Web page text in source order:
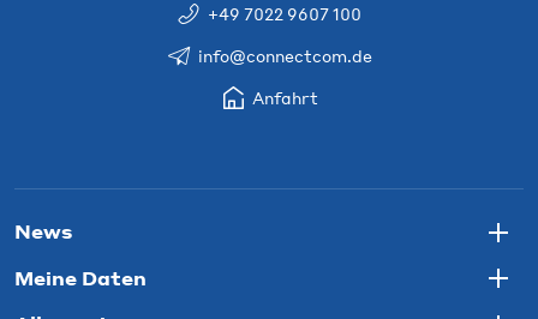
+49 7022 9607 100
info@connectcom.de
Anfahrt
News
Meine Daten